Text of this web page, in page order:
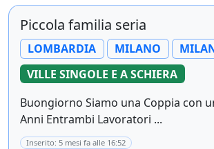
Piccola familia seria
LOMBARDIA MILANO
VILLE SINGOLE E A SCHIERA
Buongiorno Siamo una Coppia con
Anni Entrambi Lavoratori ...
Inserito: 5 mesi fa alle 16:52